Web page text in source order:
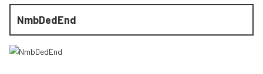
NmbDedEnd